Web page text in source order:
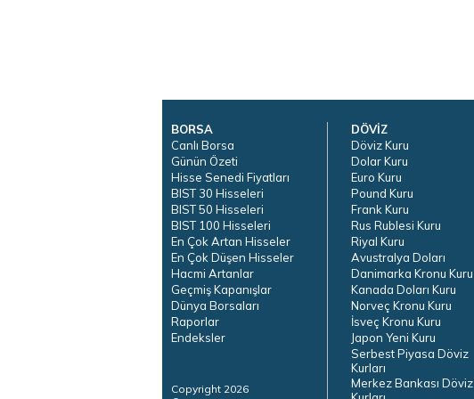
BORSA
Canlı Borsa
Günün Özeti
Hisse Senedi Fiyatları
BIST 30 Hisseleri
BIST 50 Hisseleri
BIST 100 Hisseleri
En Çok Artan Hisseler
En Çok Düşen Hisseler
Hacmi Artanlar
Geçmiş Kapanışlar
Dünya Borsaları
Raporlar
Endeksler
Copyright 2026
DÖVİZ
Döviz Kuru
Dolar Kuru
Euro Kuru
Pound Kuru
Frank Kuru
Rus Rublesi Kuru
Riyal Kuru
Avustralya Doları
Danimarka Kronu Kuru
Kanada Doları Kuru
Norveç Kronu Kuru
İsveç Kronu Kuru
Japon Yeni Kuru
Serbest Piyasa Döviz
Kurları
Merkez Bankası Döviz